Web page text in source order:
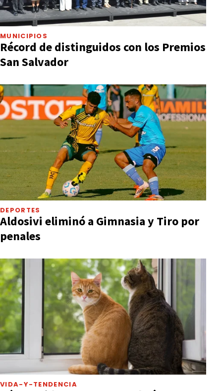
MUNICIPIOS
Récord de distinguidos con los Premios
San Salvador
DEPORTES
Aldosivi eliminó a Gimnasia y Tiro por
penales
VIDA-Y-TENDENCIA